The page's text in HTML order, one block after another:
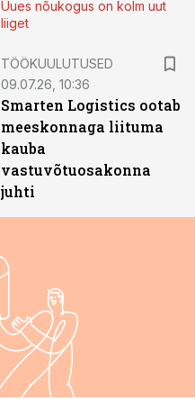
Uues nõukogus on kolm uut
liiget
TÖÖKUULUTUSED
09.07.26, 10:36
Smarten Logistics ootab
meeskonnaga liituma
kauba
vastuvõtuosakonna
juhti